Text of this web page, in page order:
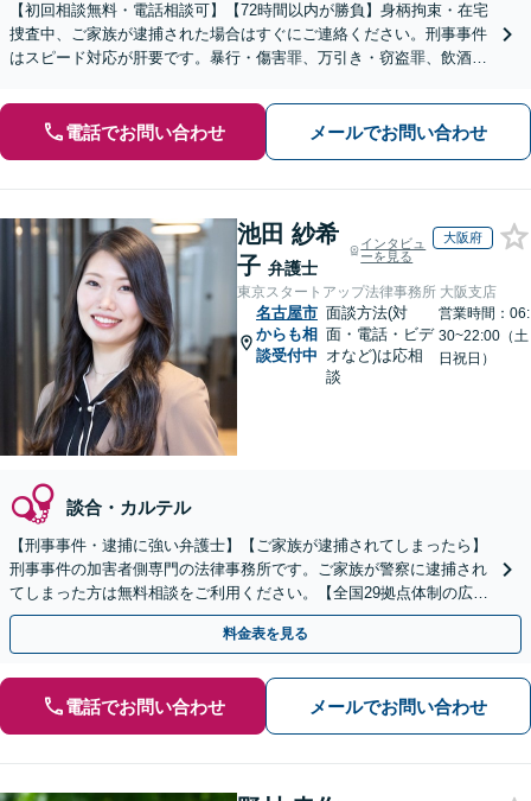
【初回相談無料・電話相談可】【72時間以内が勝負】身柄拘束・在宅
捜査中、ご家族が逮捕された場合はすぐにご連絡ください。刑事事件
はスピード対応が肝要です。暴行・傷害罪、万引き・窃盗罪、飲酒運
電話でお問い合わせ メールでお問い合わせ
池田 紗希
子 弁護士
インタビュ
ーを見る
大阪府
東京スタートアップ法律事務所 大阪支店
名古屋市
からも相
談受付中
面談方法(対
面・電話・ビデ
オなど)は応相
談
営業時間：06:
30~22:00（土
日祝日）
談合・カルテル
【刑事事件・逮捕に強い弁護士】【ご家族が逮捕されてしまったら】
刑事事件の加害者側専門の法律事務所です。ご家族が警察に逮捕され
てしまった方は無料相談をご利用ください。【全国29拠点体制の広域
対応】【弁護士待機中/当日中の電話相談可(予約制)】
料金表を見る
電話でお問い合わせ メールでお問い合わせ